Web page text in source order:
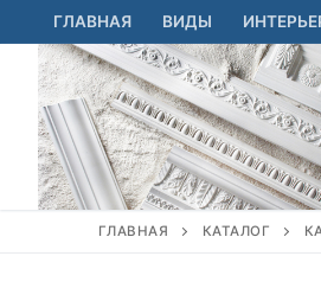
Перейти
к
содержимому
ГЛАВНАЯ ВИДЫ
ГЛАВНАЯ КАТАЛОГ